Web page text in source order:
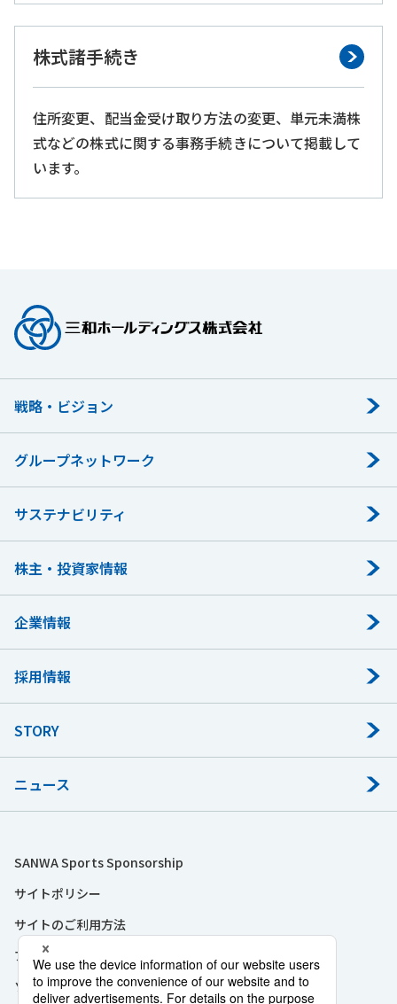
株式諸手続き
住所変更、配当金受け取り方法の変更、単元未満株
式などの株式に関する事務手続きについて掲載して
います。
戦略・ビジョン
グループネットワーク
サステナビリティ
株主・投資家情報
企業情報
採用情報
STORY
ニュース
SANWA Sports Sponsorship
サイトポリシー
サイトのご利用方法
プライバシーポリシー
ソーシャルメディアポリシー